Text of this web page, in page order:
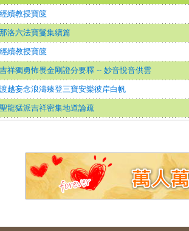
經續教授寶篋
那洛六法寶鬘集續篇
經續教授寶篋
吉祥獨勇怖畏金剛證分要釋 -- 妙音悅音供雲
渡越妄念浪濤臻登三寶安樂彼岸白帆
聖龍猛派吉祥密集地道論疏